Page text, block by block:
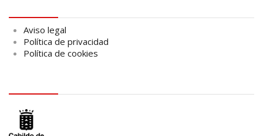
Aviso legal
Política de privacidad
Política de cookies